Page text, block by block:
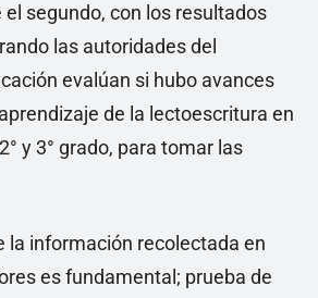
segundo, con los resultados
las autoridades del
evalúan si hubo avances
de la lectoescritura en
y 3° grado, para tomar las
la información recolectada en
es fundamental; prueba de